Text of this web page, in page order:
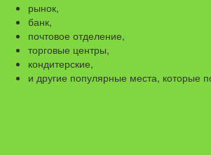
рынок,
банк,
почтовое отделение,
торговые центры,
кондитерские,
и другие популярные места, которые